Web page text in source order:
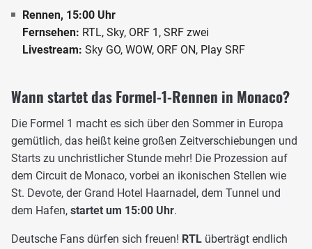
Rennen, 15:00 Uhr
Fernsehen: RTL, Sky, ORF 1, SRF zwei
Livestream: Sky GO, WOW, ORF ON, Play SRF
Wann startet das Formel-1-Rennen in Monaco?
Die Formel 1 macht es sich über den Sommer in Europa
gemütlich, das heißt keine großen Zeitverschiebungen und
Starts zu unchristlicher Stunde mehr! Die Prozession auf
dem Circuit de Monaco, vorbei an ikonischen Stellen wie
St. Devote, der Grand Hotel Haarnadel, dem Tunnel und
dem Hafen, startet um 15:00 Uhr.
Deutsche Fans dürfen sich freuen! RTL überträgt endlich